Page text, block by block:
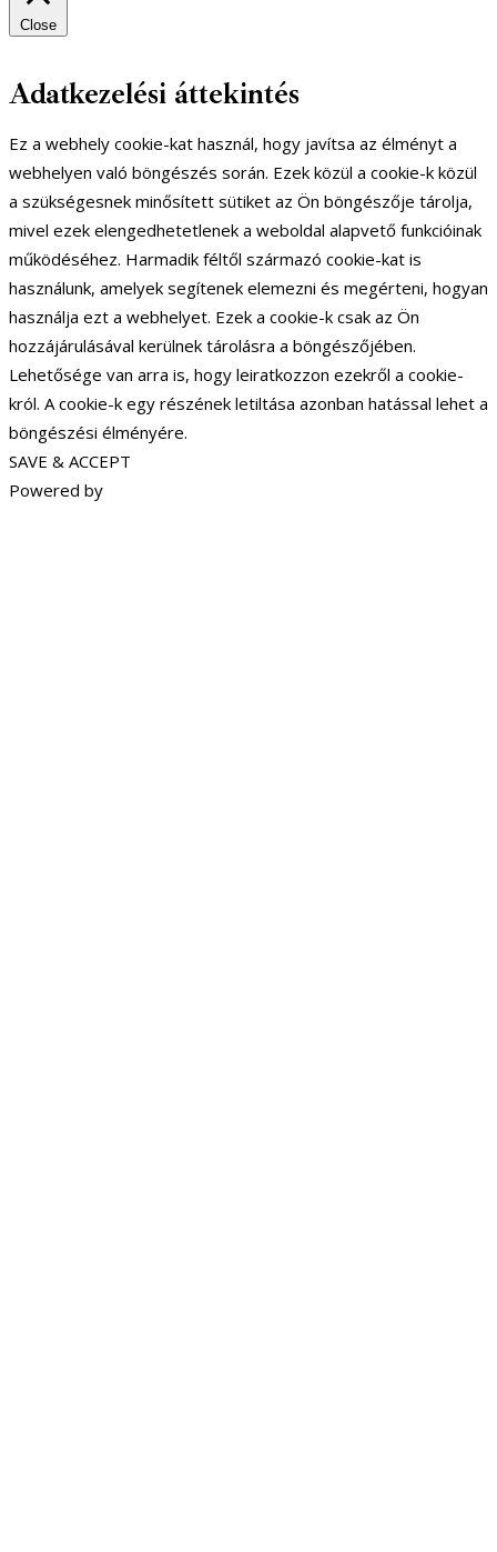
Close
Adatkezelési áttekintés
Ez a webhely cookie-kat használ, hogy javítsa az élményt a
webhelyen való böngészés során. Ezek közül a cookie-k közül
a szükségesnek minősített sütiket az Ön böngészője tárolja,
mivel ezek elengedhetetlenek a weboldal alapvető funkcióinak
működéséhez. Harmadik féltől származó cookie-kat is
használunk, amelyek segítenek elemezni és megérteni, hogyan
használja ezt a webhelyet. Ezek a cookie-k csak az Ön
hozzájárulásával kerülnek tárolásra a böngészőjében.
Lehetősége van arra is, hogy leiratkozzon ezekről a cookie-
król. A cookie-k egy részének letiltása azonban hatással lehet a
böngészési élményére.
SAVE & ACCEPT
Powered by